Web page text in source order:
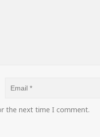
the next time I comment.